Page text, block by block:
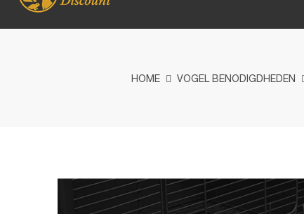
HOME VOGEL BENODIGDHEDEN